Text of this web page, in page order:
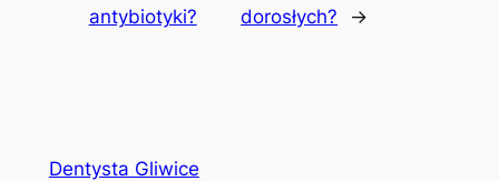
antybiotyki?
dorosłych?
→
Dentysta Gliwice